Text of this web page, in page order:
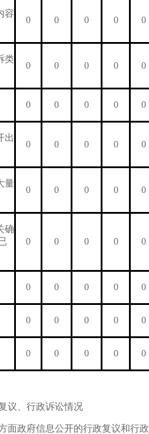
容
0 0 0 0 0
类
0 0 0 0 0
0 0 0 0 0
出
0 0 0 0 0
量
0 0 0 0 0
确
0 0 0 0 0
0 0 0 0 0
0 0 0 0 0
0 0 0 0 0
、行政诉讼情况
政府信息公开的行政复议和行政